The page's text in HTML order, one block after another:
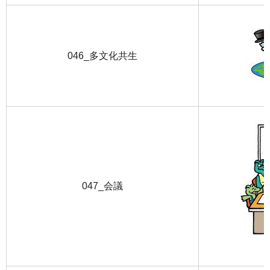
046_多文化共生
047_会議